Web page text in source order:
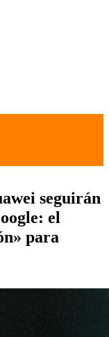
seguirán
el
para